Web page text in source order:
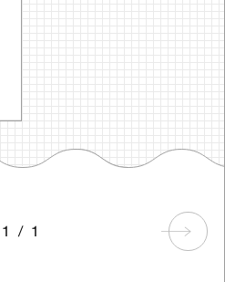
1 / 1